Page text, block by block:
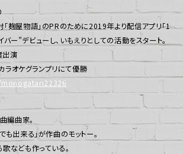
麹屋物語」のPRのために2019年より配信アプリ「1
バー”デビューし、いもえりとしての活動をスタート。
出演
オケグランプリにて優勝
編曲家。
も出来る」が作曲のモットー。
なども作っている。